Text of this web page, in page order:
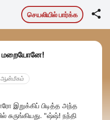
செயலியில் பார்க்க 
மறையோனே!
ஆன்மீகம்
இறுக்கிப் பிடித்த அந்த
"ஷ்ஷ்! நந்தி